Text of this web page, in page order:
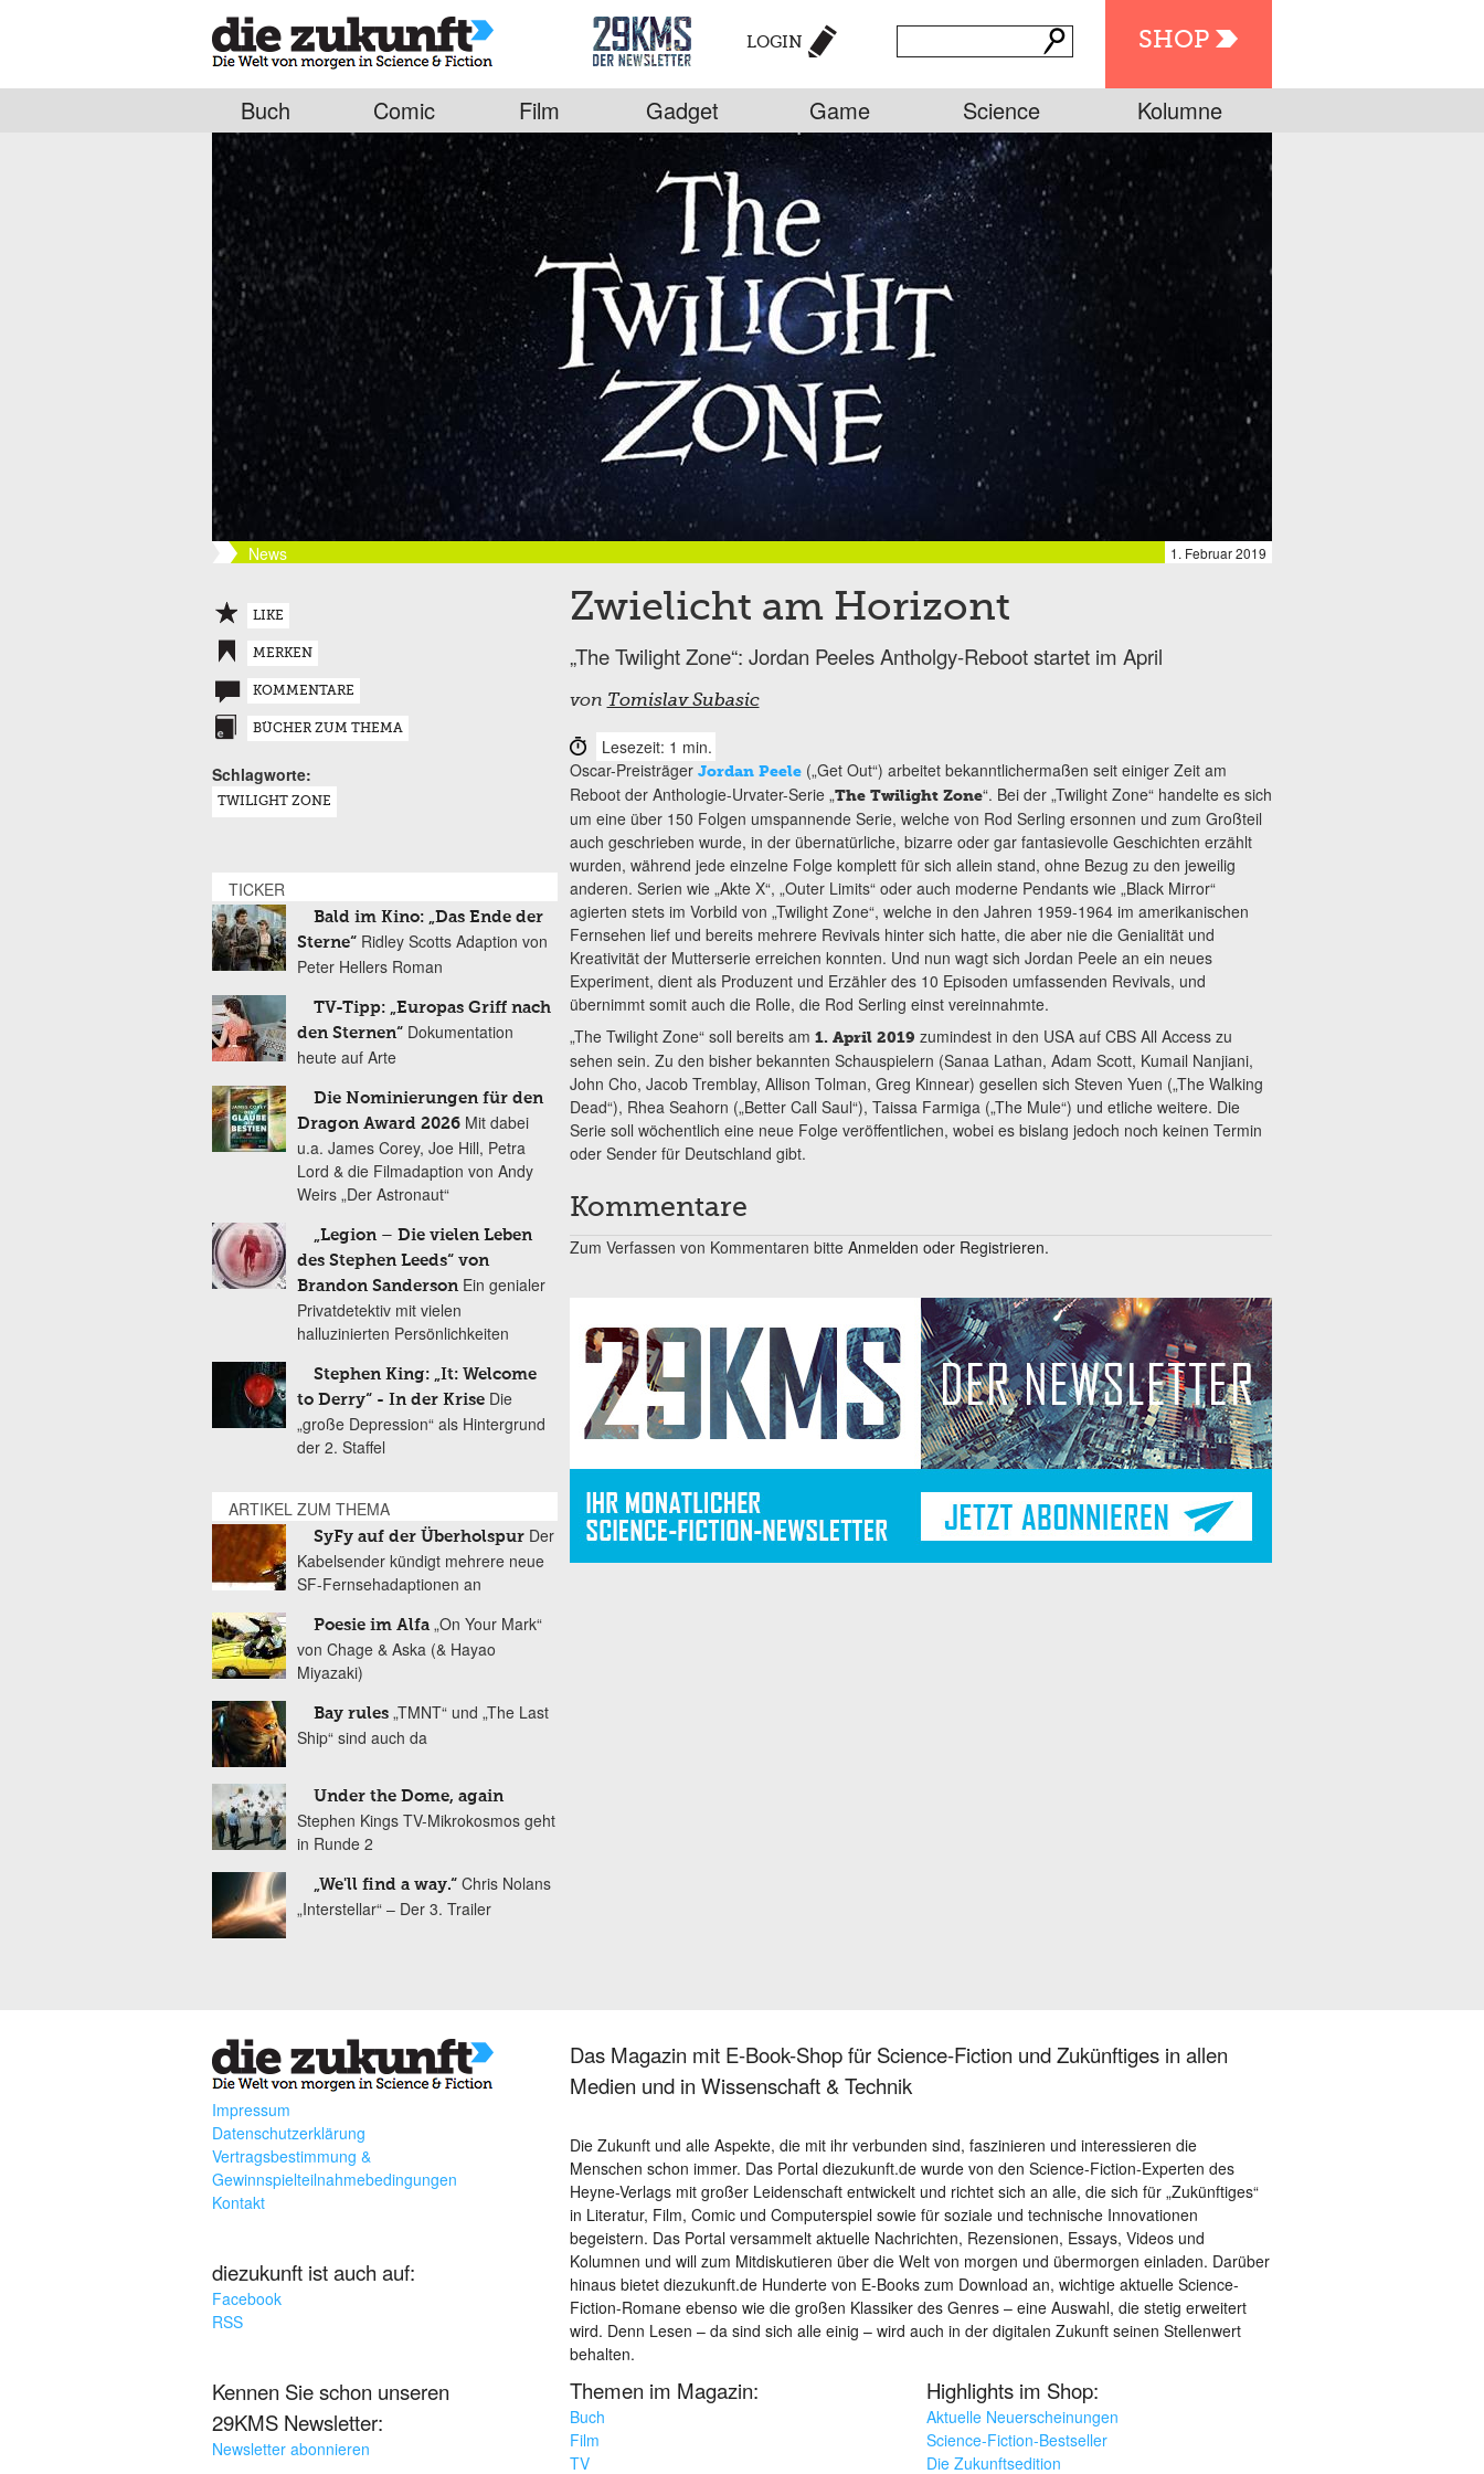
SHOP
LOGIN
Buch Comic Film Gadget Game Science Kolumne
News 1. Februar 2019
Zwielicht am Horizont
„The Twilight Zone“: Jordan Peeles Antholgy-Reboot startet im April
von Tomislav Subasic
Lesezeit: 1 min.
Oscar-Preisträger Jordan Peele(„Get Out“) arbeitet bekanntlichermaßen seit einiger Zeit am
Reboot der Anthologie-Urvater-Serie „The Twilight Zone“. Bei der „Twilight Zone“ handelte es sich
um eine über 150 Folgen umspannende Serie, welche von Rod Serling ersonnen und zum Großteil
auch geschrieben wurde, in der übernatürliche, bizarre oder gar fantasievolle Geschichten erzählt
wurden, während jede einzelne Folge komplett für sich allein stand, ohne Bezug zu den jeweilig
anderen. Serien wie „Akte X“, „Outer Limits“ oder auch moderne Pendants wie „Black Mirror“
agierten stets im Vorbild von „Twilight Zone“, welche in den Jahren 1959-1964 im amerikanischen
Fernsehen lief und bereits mehrere Revivals hinter sich hatte, die aber nie die Genialität und
Kreativität der Mutterserie erreichen konnten. Und nun wagt sich Jordan Peele an ein neues
Experiment, dient als Produzent und Erzähler des 10 Episoden umfassenden Revivals, und
übernimmt somit auch die Rolle, die Rod Serling einst vereinnahmte.
„The Twilight Zone“ soll bereits am 1. April 2019 zumindest in den USA auf CBS All Access zu
sehen sein. Zu den bisher bekannten Schauspielern (Sanaa Lathan, Adam Scott, Kumail Nanjiani,
John Cho, Jacob Tremblay, Allison Tolman, Greg Kinnear) gesellen sich Steven Yuen („The Walking
Dead“), Rhea Seahorn („Better Call Saul“), Taissa Farmiga („The Mule“) und etliche weitere. Die
Serie soll wöchentlich eine neue Folge veröffentlichen, wobei es bislang jedoch noch keinen Termin
oder Sender für Deutschland gibt.
Kommentare
Zum Verfassen von Kommentaren bitte Anmelden oder Registrieren.
LIKE
MERKEN
KOMMENTARE
BÜCHER ZUM THEMA
Schlagworte:
TWILIGHT ZONE
TICKER
Bald im Kino: „Das Ende der
Sterne“ Ridley Scotts Adaption von
Peter Hellers Roman
TV-Tipp: „Europas Griff nach
den Sternen“ Dokumentation
heute auf Arte
Die Nominierungen für den
Dragon Award 2026 Mit dabei
u.a. James Corey, Joe Hill, Petra
Lord & die Filmadaption von Andy
Weirs „Der Astronaut“
„Legion – Die vielen Leben
des Stephen Leeds“ von
Brandon Sanderson Ein genialer
Privatdetektiv mit vielen
halluzinierten Persönlichkeiten
Stephen King: „It: Welcome
to Derry“ - In der Krise Die
„große Depression“ als Hintergrund
der 2. Staffel
ARTIKEL ZUM THEMA
SyFy auf der Überholspur Der
Kabelsender kündigt mehrere neue
SF-Fernsehadaptionen an
Poesie im Alfa „On Your Mark“
von Chage & Aska (& Hayao
Miyazaki)
Bay rules „TMNT“ und „The Last
Ship“ sind auch da
Under the Dome, again
Stephen Kings TV-Mikrokosmos geht
in Runde 2
„We'll find a way.“ Chris Nolans
„Interstellar“ – Der 3. Trailer
Impressum
Datenschutzerklärung
Vertragsbestimmung &
Gewinnspielteilnahmebedingungen
Kontakt
diezukunft ist auch auf:
Facebook
RSS
Kennen Sie schon unseren
29KMS Newsletter:
Newsletter abonnieren
Das Magazin mit E-Book-Shop für Science-Fiction und Zukünftiges in allen
Medien und in Wissenschaft & Technik
Die Zukunft und alle Aspekte, die mit ihr verbunden sind, faszinieren und interessieren die
Menschen schon immer. Das Portal diezukunft.de wurde von den Science-Fiction-Experten des
Heyne-Verlags mit großer Leidenschaft entwickelt und richtet sich an alle, die sich für „Zukünftiges“
in Literatur, Film, Comic und Computerspiel sowie für soziale und technische Innovationen
begeistern. Das Portal versammelt aktuelle Nachrichten, Rezensionen, Essays, Videos und
Kolumnen und will zum Mitdiskutieren über die Welt von morgen und übermorgen einladen. Darüber
hinaus bietet diezukunft.de Hunderte von E-Books zum Download an, wichtige aktuelle Science-
Fiction-Romane ebenso wie die großen Klassiker des Genres – eine Auswahl, die stetig erweitert
wird. Denn Lesen – da sind sich alle einig – wird auch in der digitalen Zukunft seinen Stellenwert
behalten.
Themen im Magazin:
Buch
Film
TV
Highlights im Shop:
Aktuelle Neuerscheinungen
Science-Fiction-Bestseller
Die Zukunftsedition